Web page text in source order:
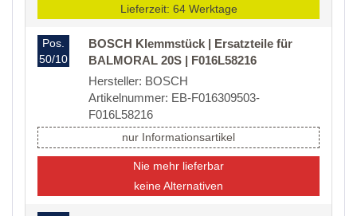
Lieferzeit: 64 Werktage
Pos.
50/10
BOSCH Klemmstück | Ersatzteile für
BALMORAL 20S | F016L58216
Hersteller: BOSCH
Artikelnummer: EB-F016309503-
F016L58216
nur Informationsartikel
Nie mehr lieferbar
keine Alternativen